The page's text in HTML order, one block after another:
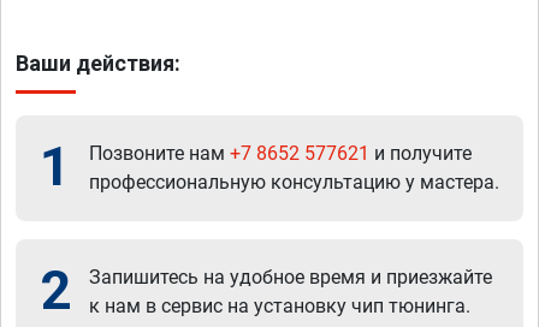
Ваши действия:
1 Позвоните нам +7 8652 577621 и получите
профессиональную консультацию у мастера.
2
Запишитесь на удобное время и приезжайте
к нам в сервис на установку чип тюнинга.